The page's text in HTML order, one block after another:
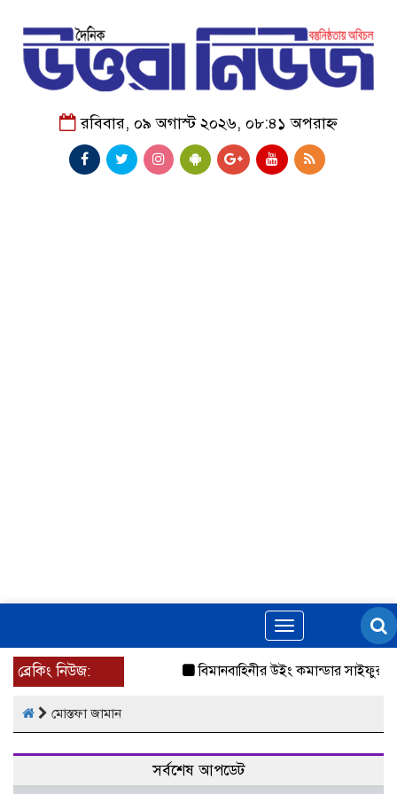
রবিবার, ০৯ অগাস্ট ২০২৬, ০৮:৪১ অপরাহ্ন
Toggle
navigation
ব্রেকিং নিউজ: বিমানবাহিনীর উইং কমান্ডার সাইফুর
মোস্তফা জামান
সর্বশেষ আপডেট